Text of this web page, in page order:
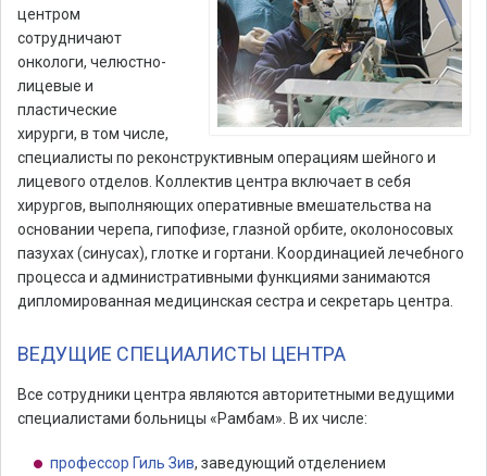
центром
сотрудничают
онкологи, челюстно-
лицевые и
пластические
хирурги, в том числе,
специалисты по реконструктивным операциям шейного и
лицевого отделов. Коллектив центра включает в себя
хирургов, выполняющих оперативные вмешательства на
основании черепа, гипофизе, глазной орбите, околоносовых
пазухах (синусах), глотке и гортани. Координацией лечебного
процесса и административными функциями занимаются
дипломированная медицинская сестра и секретарь центра.
ВЕДУЩИЕ СПЕЦИАЛИСТЫ ЦЕНТРА
Все сотрудники центра являются авторитетными ведущими
специалистами больницы «Рамбам». В их числе:
профессор Гиль Зив, заведующий отделением